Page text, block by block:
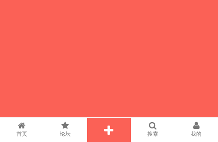
首页 论坛 搜索 我的